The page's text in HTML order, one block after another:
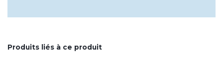
Produits liés à ce produit